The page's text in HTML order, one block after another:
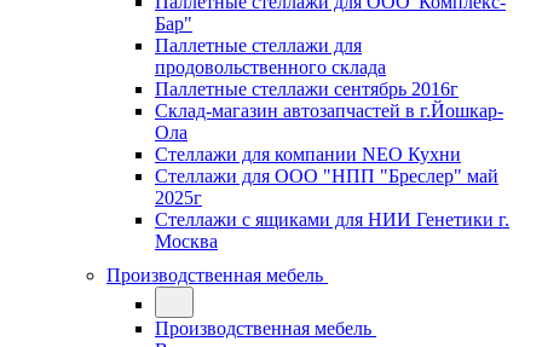
Бар"
Паллетные стеллажи для
продовольственного склада
Паллетные стеллажи сентябрь 2016г
Склад-магазин автозапчастей в г.Йошкар-
Ола
Стеллажи для компании NEO Кухни
Стеллажи для ООО "НПП "Бреслер" май
2025г
Стеллажи с ящиками для НИИ Генетики г.
Москва
Производственная мебель
Производственная мебель